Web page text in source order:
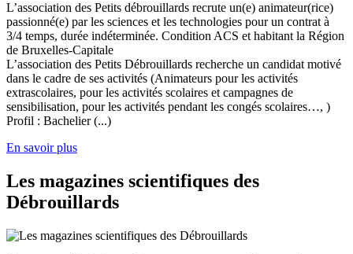
L’association des Petits débrouillards recrute un(e) animateur(rice)
passionné(e) par les sciences et les technologies pour un contrat à
3/4 temps, durée indéterminée. Condition ACS et habitant la Région
de Bruxelles-Capitale
L’association des Petits Débrouillards recherche un candidat motivé
dans le cadre de ses activités (Animateurs pour les activités
extrascolaires, pour les activités scolaires et campagnes de
sensibilisation, pour les activités pendant les congés scolaires…, )
Profil : Bachelier (...)
En savoir plus
Les magazines scientifiques des
Débrouillards